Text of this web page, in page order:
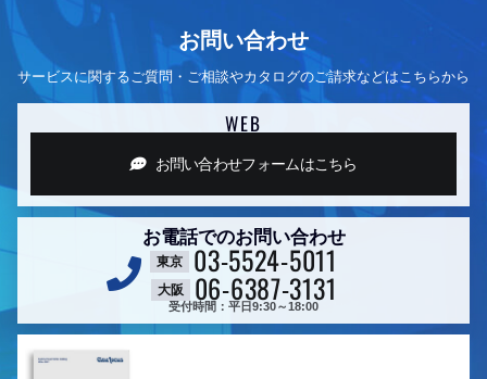
お問い合わせ
サービスに関するご質問・ご相談やカタログのご請求などはこちらから
WEB
お問い合わせフォームはこちら
お電話でのお問い合わせ
東京 03-5524-5011
大阪 06-6387-3131
受付時間：平日9:30～18:00